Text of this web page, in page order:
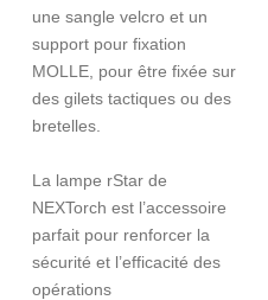
une sangle velcro et un
support pour fixation
MOLLE, pour être fixée sur
des gilets tactiques ou des
bretelles.
La lampe rStar de
NEXTorch est l’accessoire
parfait pour renforcer la
sécurité et l’efficacité des
opérations